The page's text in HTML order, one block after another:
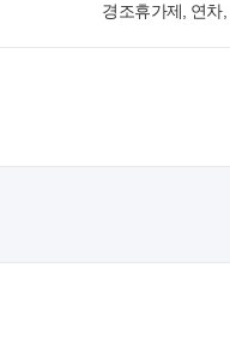
경조휴가제, 연차